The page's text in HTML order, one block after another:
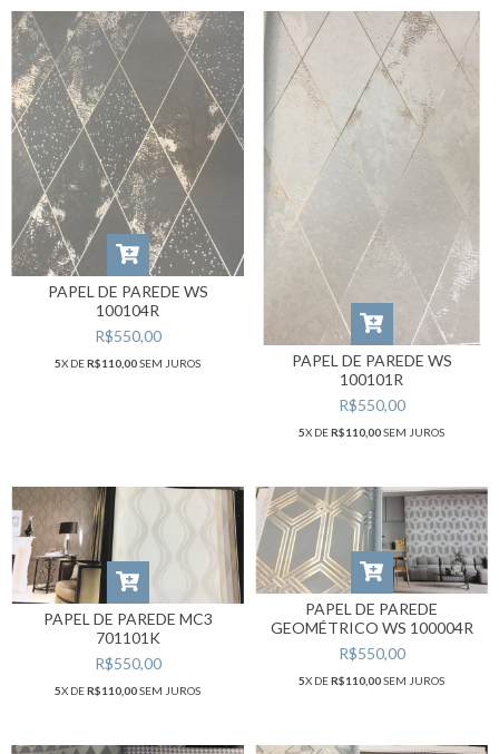
PAPEL DE PAREDE WS
100104R
R$550,00
5X DER$110,00SEM JUROS
PAPEL DE PAREDE WS
100101R
R$550,00
5X DER$110,00SEM JUROS
PAPEL DE PAREDE MC3
701101K
R$550,00
5X DER$110,00SEM JUROS
PAPEL DE PAREDE
GEOMÉTRICO WS 100004R
R$550,00
5X DER$110,00SEM JUROS